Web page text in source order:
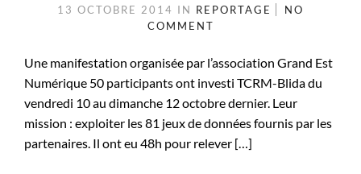
13 OCTOBRE 2014 IN REPORTAGE
NO
COMMENT
Une manifestation organisée par l’association Grand Est
Numérique 50 participants ont investi TCRM-Blida du
vendredi 10 au dimanche 12 octobre dernier. Leur
mission : exploiter les 81 jeux de données fournis par les
partenaires. Il ont eu 48h pour relever […]